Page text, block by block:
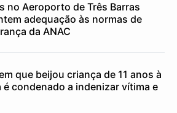
no Aeroporto de Três Barras
adequação às normas de
da ANAC
que beijou criança de 11 anos à
é condenado a indenizar vítima e